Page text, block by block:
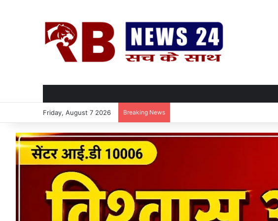
Friday, August 7 2026 Breaking News